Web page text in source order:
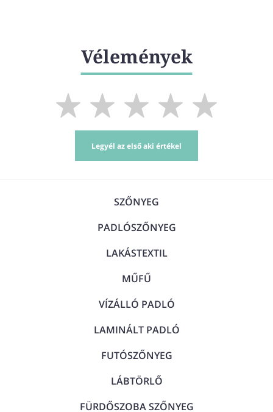
Vélemények
Legyél az első aki értékel
SZŐNYEG
PADLÓSZŐNYEG
LAKÁSTEXTIL
MŰFŰ
VÍZÁLLÓ PADLÓ
LAMINÁLT PADLÓ
FUTÓSZŐNYEG
LÁBTÖRLŐ
FÜRDŐSZOBA SZŐNYEG